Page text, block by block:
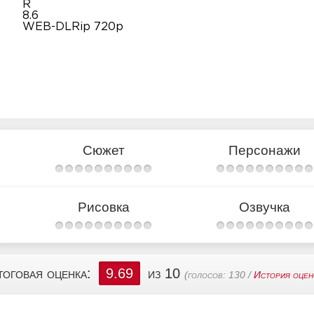
R
8.6
WEB-DLRip 720p
Сюжет Персонажи
Рисовка Озвучка
оценка: 9.69 из 10 (голосов: 130 /История